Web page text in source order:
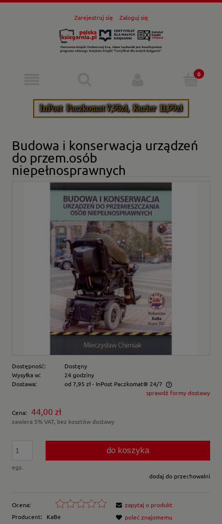
Zarejestruj się Zaloguj się
Budowa i konserwacja urządzeń
do przem.osób
niepełnosprawnych
Dostępność:
Dostęny
Wysyłka w:
24 godziny
Dostawa:
od 7,95 zł- InPost Paczkomat® 24/7
Cena nie zawiera ewentualnych kosztów płatnościsprawdź formy dostawy
Cena: 44,00 zł
zawiera 5% VAT, bez kosztów dostawy
egz.
do koszyka
dodaj do przechowalni
Ocena:
Producent:
KaBe
zapytaj o produkt
poleć znajomemu